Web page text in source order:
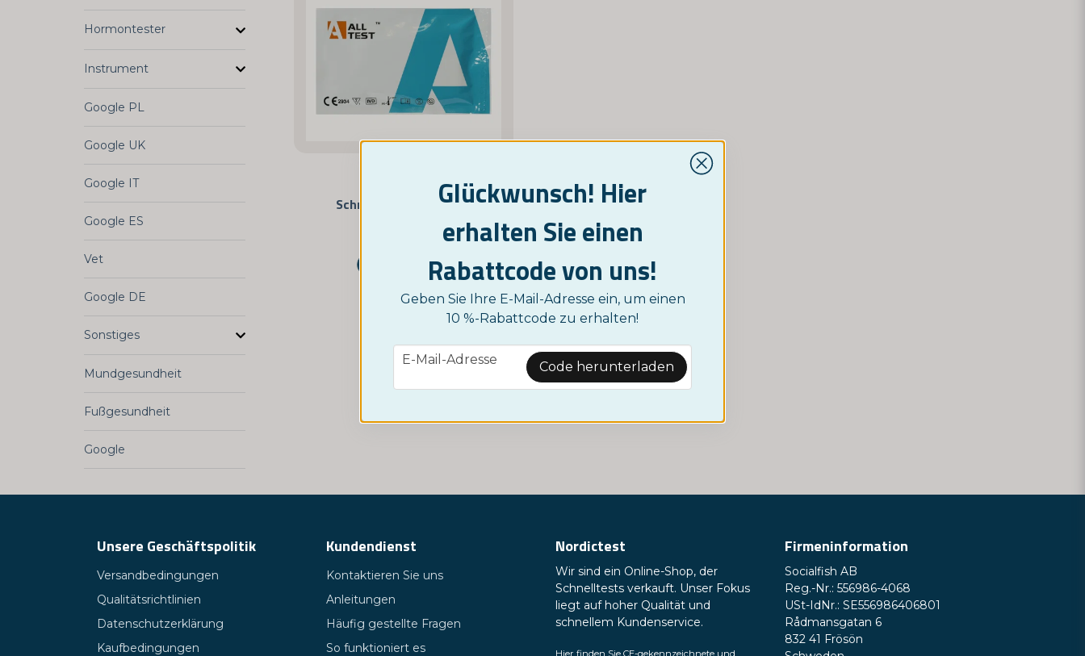
Hormontester
Instrument
Google PL
Google UK
Google IT
Google ES
Vet
Google DE
Sonstiges
Mundgesundheit
Fußgesundheit
Google
Schnelltest für Syphilis
KAUFE JETZT
Glückwunsch! Hier
erhalten Sie einen
Rabattcode von uns!
Geben Sie Ihre E-Mail-Adresse ein, um einen
10 %-Rabattcode zu erhalten!
email
E-Mail-Adresse Code herunterladen
Unsere Geschäftspolitik
Versandbedingungen
Qualitätsrichtlinien
Datenschutzerklärung
Kaufbedingungen
Kundendienst
Kontaktieren Sie uns
Anleitungen
Häufig gestellte Fragen
So funktioniert es
Nordictest
Wir sind ein Online-Shop, der
Schnelltests verkauft. Unser Fokus
liegt auf hoher Qualität und
schnellem Kundenservice.
Firmeninformation
Socialfish AB
Reg.-Nr.: 556986-4068
USt-IdNr.: SE556986406801
Rådmansgatan 6
832 41 Frösön